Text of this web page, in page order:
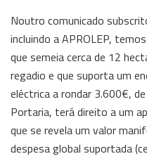
Noutro comunicado
incluindo a APROLEP,
que semeia cerca de 12
regadio e que suporta um
eléctrica a rondar 3.600€,
Portaria, terá direito a um
que se revela um valor
despesa global suportada